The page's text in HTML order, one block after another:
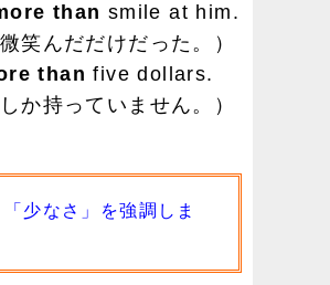
than smile at him.
笑んだだけだった。）
than five dollars.
か持っていません。）
少なさ」を強調しま